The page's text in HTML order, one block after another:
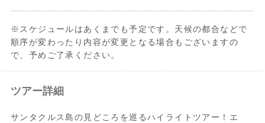
※スケジュールはあくまでも予定です。天候の都合などで
順序が変わったり内容が変更となる場合もございますの
で、予めご了承ください。
ツアー詳細
サンタクルス島の見どころを巡るハイライトツアー！エ